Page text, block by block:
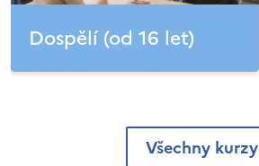
Dospělí (od 16 let)
Všechny kurzy